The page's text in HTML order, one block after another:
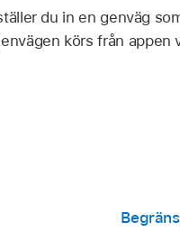
du in en genväg
körs från appen